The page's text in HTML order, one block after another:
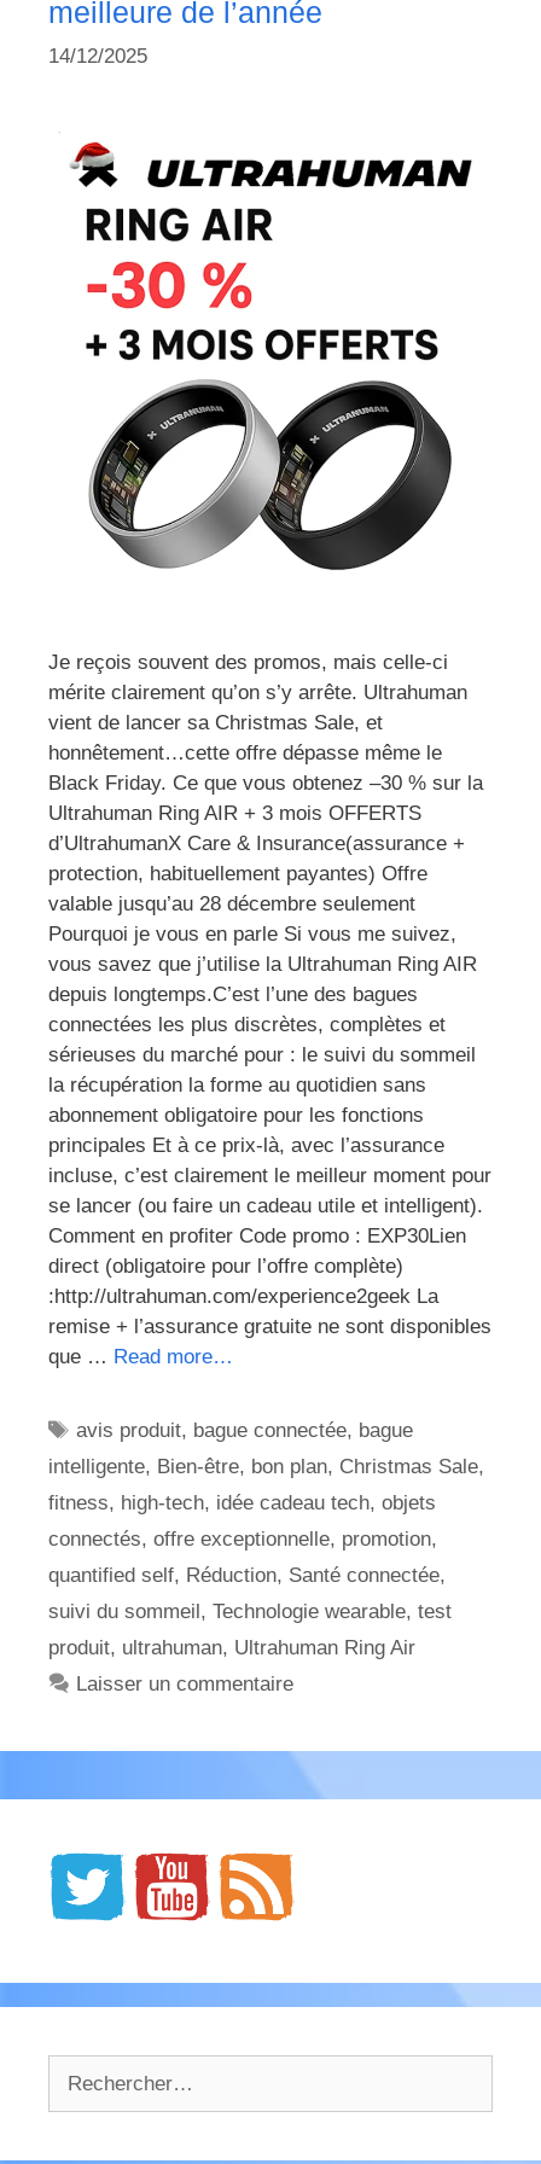
meilleure de l’année
14/12/2025
Je reçois souvent des promos, mais celle-ci
mérite clairement qu’on s’y arrête. Ultrahuman
vient de lancer sa Christmas Sale, et
honnêtement…cette offre dépasse même le
Black Friday. Ce que vous obtenez –30 % sur la
Ultrahuman Ring AIR + 3 mois OFFERTS
d’UltrahumanX Care & Insurance(assurance +
protection, habituellement payantes) Offre
valable jusqu’au 28 décembre seulement
Pourquoi je vous en parle Si vous me suivez,
vous savez que j’utilise la Ultrahuman Ring AIR
depuis longtemps.C’est l’une des bagues
connectées les plus discrètes, complètes et
sérieuses du marché pour : le suivi du sommeil
la récupération la forme au quotidien sans
abonnement obligatoire pour les fonctions
principales Et à ce prix-là, avec l’assurance
incluse, c’est clairement le meilleur moment pour
se lancer (ou faire un cadeau utile et intelligent).
Comment en profiter Code promo : EXP30Lien
direct (obligatoire pour l’offre complète)
:http://ultrahuman.com/experience2geek La
remise + l’assurance gratuite ne sont disponibles
que … Read more…
Étiquettes
avis produit, bague connectée, bague
intelligente, Bien-être, bon plan, Christmas Sale,
fitness, high-tech, idée cadeau tech, objets
connectés, offre exceptionnelle, promotion,
quantified self, Réduction, Santé connectée,
suivi du sommeil, Technologie wearable, test
produit, ultrahuman, Ultrahuman Ring Air
Laisser un commentaire